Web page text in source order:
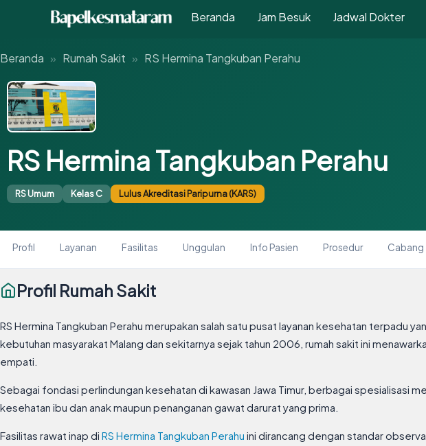
Beranda Jam Besuk Jadwal Dokter
Beranda » Rumah Sakit » RS Hermina Tangkuban Perahu
RS Hermina Tangkuban Perahu
RS Umum Kelas C Lulus Akreditasi Paripurna (KARS)
Profil Layanan Fasilitas Unggulan Info Pasien Prosedur Cabang
Profil Rumah Sakit
RS Hermina Tangkuban Perahu merupakan salah satu pusat layanan kesehatan terpadu
kebutuhan masyarakat Malang dan sekitarnya sejak tahun 2006, rumah sakit ini
empati.
Sebagai fondasi perlindungan kesehatan di kawasan Jawa Timur, berbagai spesialisasi
kesehatan ibu dan anak maupun penanganan gawat darurat yang prima.
Fasilitas rawat inap di RS Hermina Tangkuban Perahu ini dirancang dengan standar